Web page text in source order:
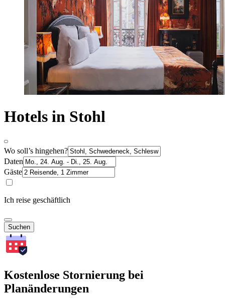
Hotels in Stohl
Wo soll’s hingehen?
Daten
Gäste
Ich reise geschäftlich
Suchen
Kostenlose Stornierung bei
Planänderungen